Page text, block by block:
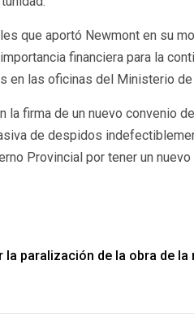
que aportó Newmont en su
financiera para la
en las oficinas del Ministerio
la firma de un nuevo convenio
de despidos
Provincial por tener un
paralización de la obra de la